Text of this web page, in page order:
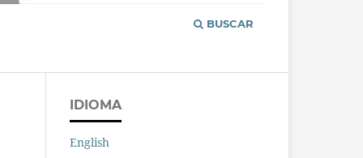
BUSCAR
IDIOMA
English